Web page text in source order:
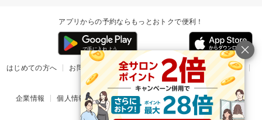
アプリからの予約ならもっとおトクで便利！
はじめての方へ お問い合わせ ヘルプ リリース情報
利用規約
掲載ご希望のサロン様
企業情報 個人情報保護方針 楽天のサービス一覧 アプリ一覧
© Rakuten Group, Inc.